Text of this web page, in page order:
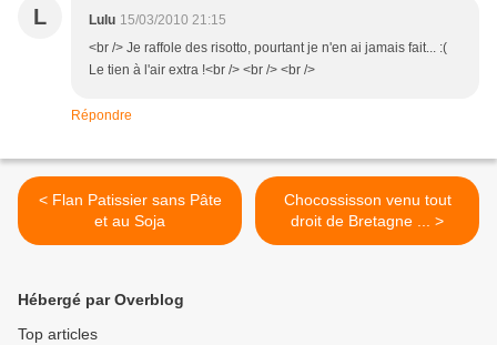
L Lulu 15/03/2010 21:15
<br /> Je raffole des risotto, pourtant je n'en ai jamais fait... :(
Le tien à l'air extra !<br /> <br /> <br />
Répondre
< Flan Patissier sans Pâte
et au Soja
Chocossisson venu tout
droit de Bretagne ... >
Hébergé par Overblog
Top articles